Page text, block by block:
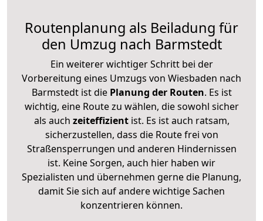
Routenplanung als Beiladung für
den Umzug nach Barmstedt
Ein weiterer wichtiger Schritt bei der
Vorbereitung eines Umzugs von Wiesbaden nach
Barmstedt ist diePlanung der Routen. Es ist
wichtig, eine Route zu wählen, die sowohl sicher
als auch zeiteffizientist. Es ist auch ratsam,
sicherzustellen, dass die Route frei von
Straßensperrungen und anderen Hindernissen
ist. Keine Sorgen, auch hier haben wir
Spezialisten und übernehmen gerne die Planung,
damit Sie sich auf andere wichtige Sachen
konzentrieren können.